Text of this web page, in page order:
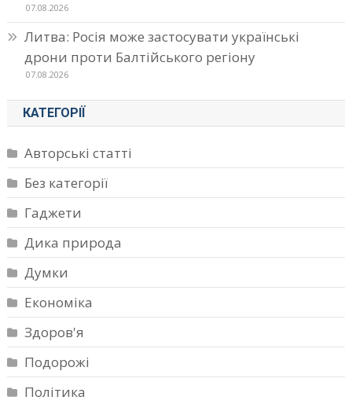
07.08.2026
Литва: Росія може застосувати українські
дрони проти Балтійського регіону
07.08.2026
КАТЕГОРІЇ
Авторські статті
Без категорії
Гаджети
Дика природа
Думки
Економіка
Здоров'я
Подорожі
Політика